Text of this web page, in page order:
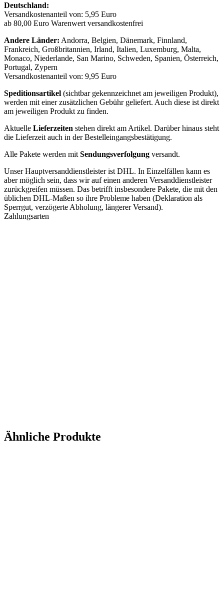
Deutschland:
Versandkostenanteil von: 5,95 Euro
ab 80,00 Euro Warenwert versandkostenfrei
Andere Länder: Andorra, Belgien, Dänemark, Finnland,
Frankreich, Großbritannien, Irland, Italien, Luxemburg, Malta,
Monaco, Niederlande, San Marino, Schweden, Spanien, Österreich,
Portugal, Zypern
Versandkostenanteil von: 9,95 Euro
Speditionsartikel (sichtbar gekennzeichnet am jeweiligen Produkt),
werden mit einer zusätzlichen Gebühr geliefert. Auch diese ist direkt
am jeweiligen Produkt zu finden.
Aktuelle Lieferzeiten stehen direkt am Artikel. Darüber hinaus steht
die Lieferzeit auch in der Bestelleingangsbestätigung.
Alle Pakete werden mit Sendungsverfolgung versandt.
Unser Hauptversanddienstleister ist DHL. In Einzelfällen kann es
aber möglich sein, dass wir auf einen anderen Versanddienstleister
zurückgreifen müssen. Das betrifft insbesondere Pakete, die mit den
üblichen DHL-Maßen so ihre Probleme haben (Deklaration als
Sperrgut, verzögerte Abholung, längerer Versand).
Zahlungsarten
Ähnliche Produkte